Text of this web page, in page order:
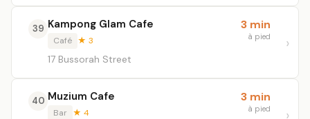
39 Kampong Glam Cafe
Café ★ 3
17 Bussorah Street
3 min
à pied
40 Muzium Cafe
Bar ★ 4
3 min
à pied